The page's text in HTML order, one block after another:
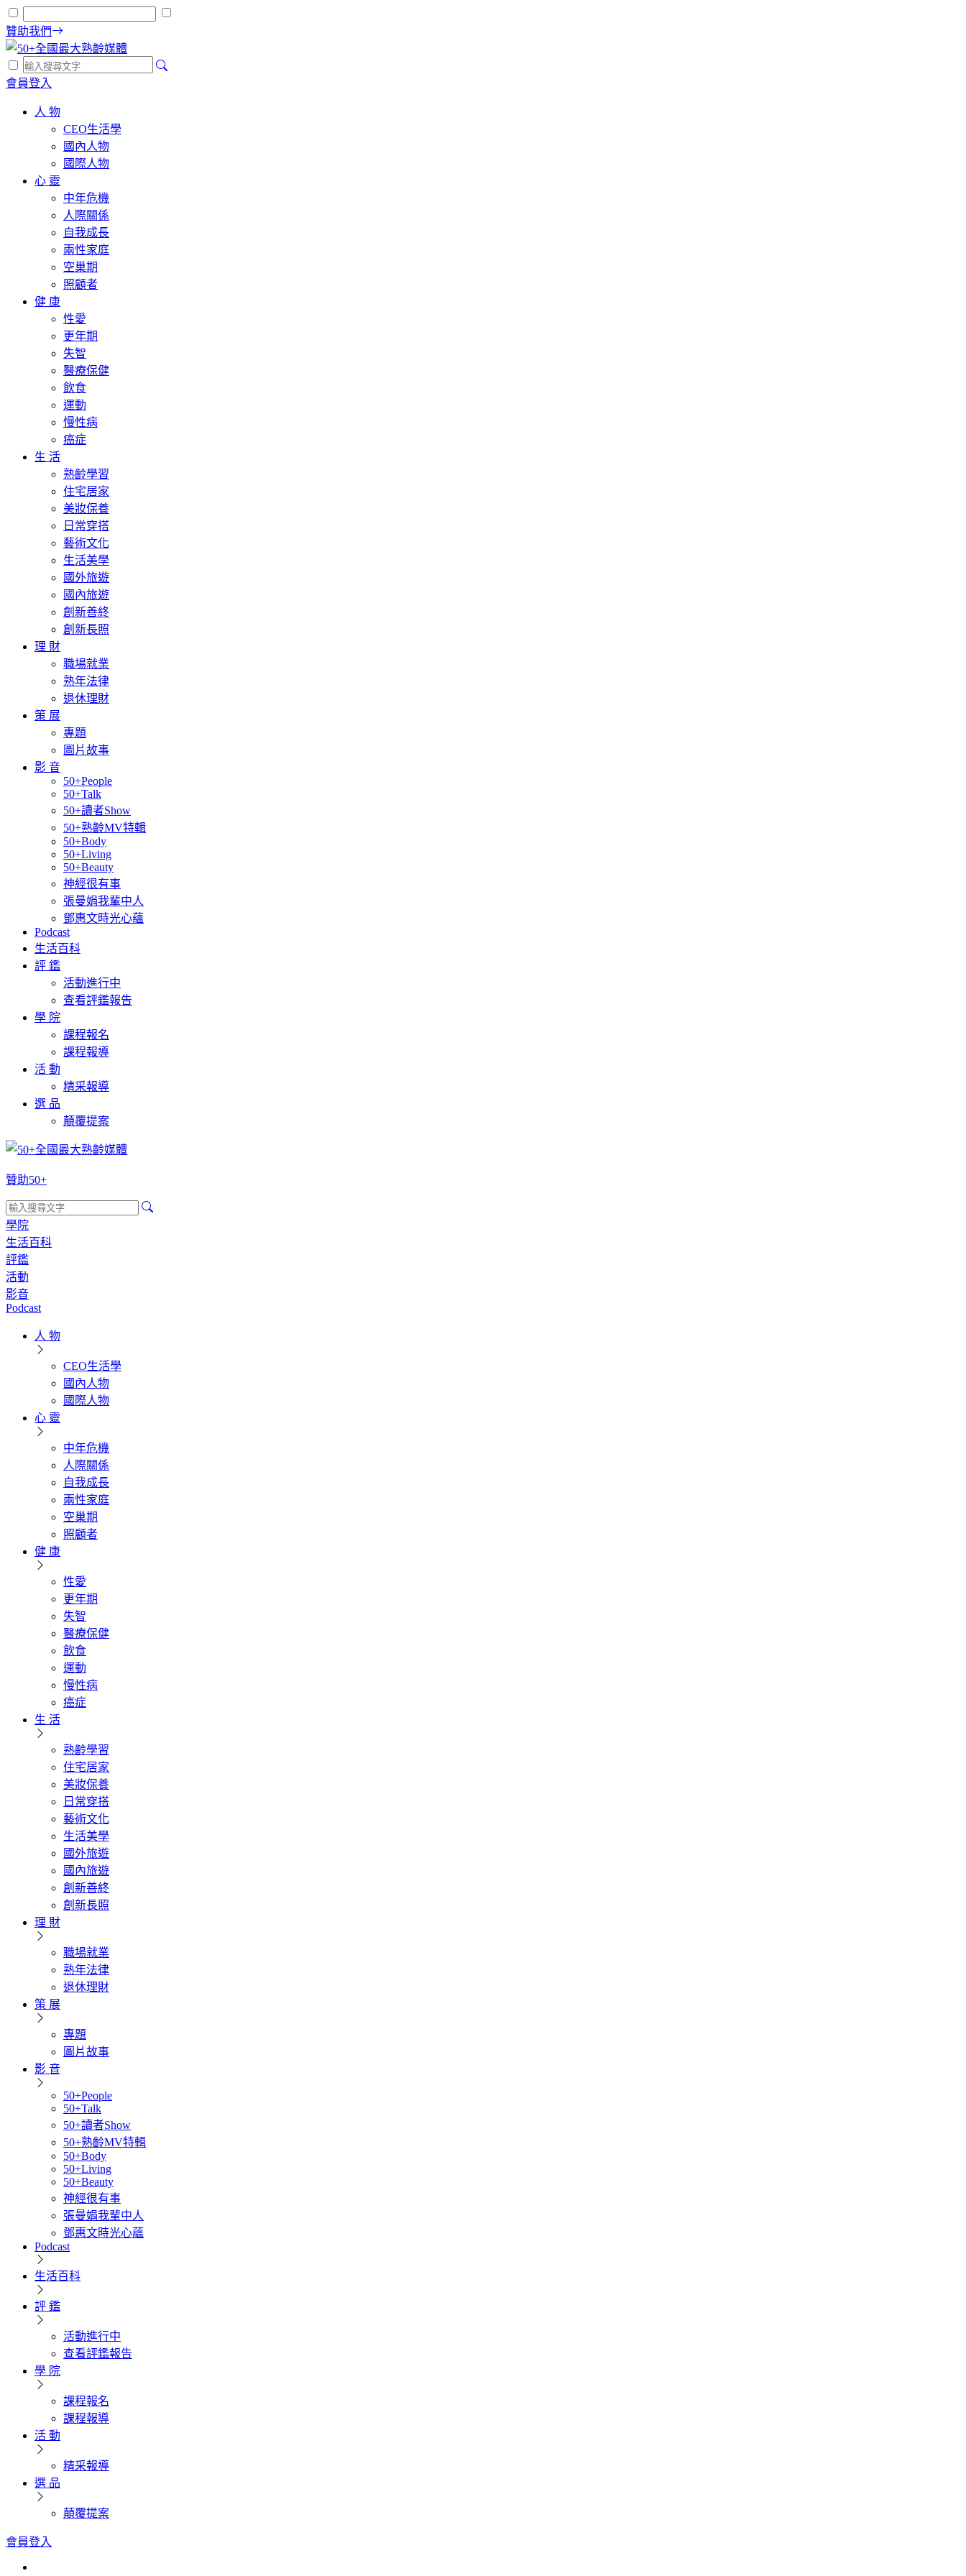
贊助我們
會員登入
人 物
CEO生活學
國內人物
國際人物
心 靈
中年危機
人際關係
自我成長
兩性家庭
空巢期
照顧者
健 康
性愛
更年期
失智
醫療保健
飲食
運動
慢性病
癌症
生 活
熟齡學習
住宅居家
美妝保養
日常穿搭
藝術文化
生活美學
國外旅遊
國內旅遊
創新善終
創新長照
理 財
職場就業
熟年法律
退休理財
策 展
專題
圖片故事
影 音
50+People
50+Talk
50+讀者Show
50+熟齡MV特輯
50+Body
50+Living
50+Beauty
神經很有事
張曼娟我輩中人
鄧惠文時光心蘊
Podcast
生活百科
評 鑑
活動進行中
查看評鑑報告
學 院
課程報名
課程報導
活 動
精采報導
選 品
顛覆提案
贊助50+
學院
生活百科
評鑑
活動
影音
Podcast
人 物
CEO生活學
國內人物
國際人物
心 靈
中年危機
人際關係
自我成長
兩性家庭
空巢期
照顧者
健 康
性愛
更年期
失智
醫療保健
飲食
運動
慢性病
癌症
生 活
熟齡學習
住宅居家
美妝保養
日常穿搭
藝術文化
生活美學
國外旅遊
國內旅遊
創新善終
創新長照
理 財
職場就業
熟年法律
退休理財
策 展
專題
圖片故事
影 音
50+People
50+Talk
50+讀者Show
50+熟齡MV特輯
50+Body
50+Living
50+Beauty
神經很有事
張曼娟我輩中人
鄧惠文時光心蘊
Podcast
生活百科
評 鑑
活動進行中
查看評鑑報告
學 院
課程報名
課程報導
活 動
精采報導
選 品
顛覆提案
會員登入